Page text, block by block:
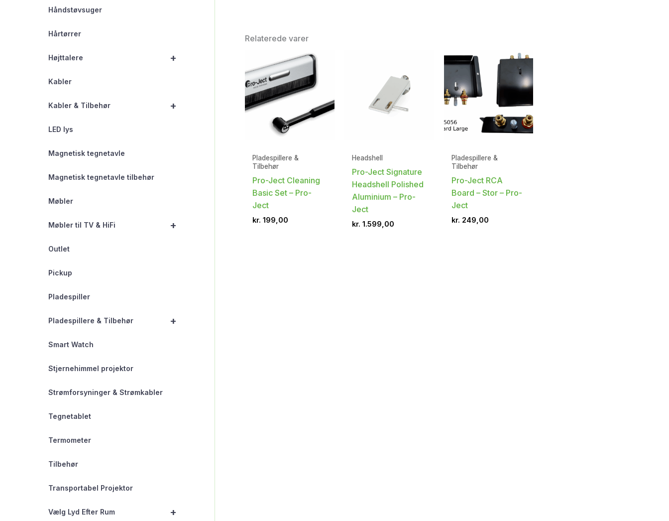
Håndstøvsuger
Hårtørrer
+
Højttalere
Kabler
+
Kabler & Tilbehør
LED lys
Magnetisk tegnetavle
Magnetisk tegnetavle tilbehør
Møbler
+
Møbler til TV & HiFi
Outlet
Pickup
Pladespiller
+
Pladespillere & Tilbehør
Smart Watch
Stjernehimmel projektor
Strømforsyninger & Strømkabler
Tegnetablet
Termometer
Tilbehør
Transportabel Projektor
+
Vælg Lyd Efter Rum
Relaterede varer
Pladespillere &
Tilbehør
Pro-Ject Cleaning
Basic Set – Pro-
Ject
kr. 199,00
Headshell
Pro-Ject Signature
Headshell Polished
Aluminium – Pro-
Ject
kr. 1.599,00
Pladespillere &
Tilbehør
Pro-Ject RCA
Board – Stor – Pro-
Ject
kr. 249,00